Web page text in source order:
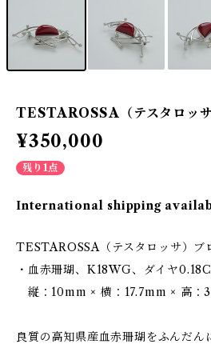
TESTAROSSA（テスタロッ
¥350,000
残り1点
International shipping
TESTAROSSA（テスタロッサ）ブ
・血赤珊瑚、K18WG、ダイヤ
縦：10mm × 横：17.7mm × 高：
良質の高知県産血赤珊瑚をふんだん